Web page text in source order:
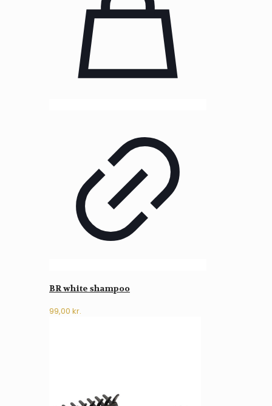
BR white shampoo
99,00 kr.